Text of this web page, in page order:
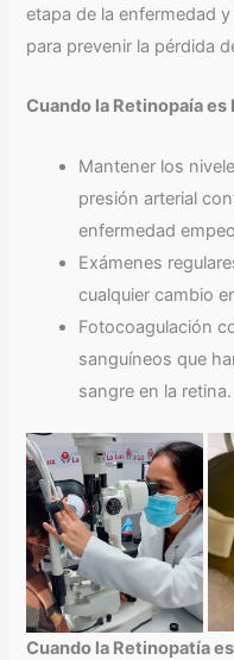
etapa de la enfermedad
para prevenir la pérdida
Cuando la Retinopaía
Mantener los
presión arterial
enfermedad
Exámenes
cualquier cambio
Fotocoagulación
sanguíneos que
sangre en la retina.
Cuando la Retinopatía